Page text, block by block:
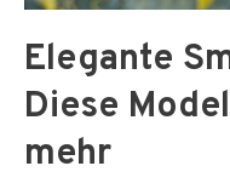
Elegante
Diese
mehr